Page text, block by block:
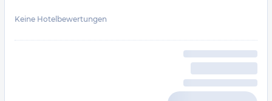
Keine Hotelbewertungen